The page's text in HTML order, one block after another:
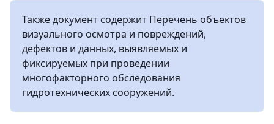
Также документ содержит Перечень объектов
визуального осмотра и повреждений,
дефектов и данных, выявляемых и
фиксируемых при проведении
многофакторного обследования
гидротехнических сооружений.